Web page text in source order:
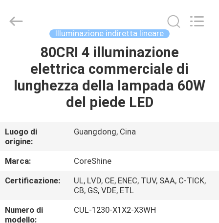
PRODOTTI
NOI
GIRO
DELLA
principale
fornitore.
Illuminazione indiretta lineare
80CRI 4 illuminazione
elettrica commerciale di
lunghezza della lampada 60W
del piede LED
Luogo di
origine:
Guangdong, Cina
Marca:
CoreShine
Certificazione:
UL, LVD, CE, ENEC, TUV, SAA, C-TICK,
CB, GS, VDE, ETL
Numero di
modello:
CUL-1230-X1X2-X3WH